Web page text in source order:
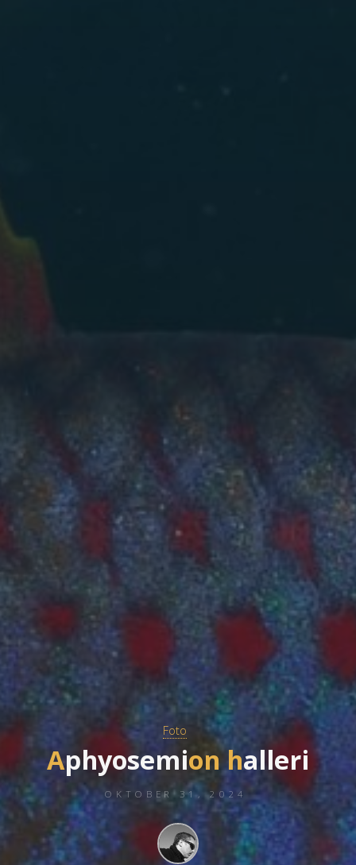
Foto
Aphy
yosemionhaller
ri
OKTOBER 31, 2024